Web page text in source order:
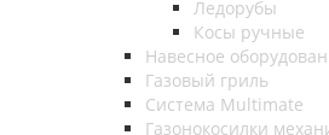
Ледорубы
Косы ручные
Навесное
Газовый гриль
Система Multimate
Газонокосилки